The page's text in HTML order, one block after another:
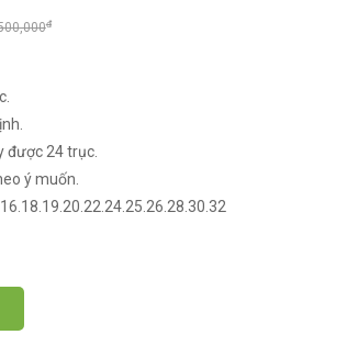
đ
được 24 trục.
ý muốn.